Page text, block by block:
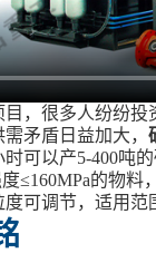
，很多人纷纷
矛盾日益加大，
可以产5-400吨
≤160MPa的物
可调节，适用